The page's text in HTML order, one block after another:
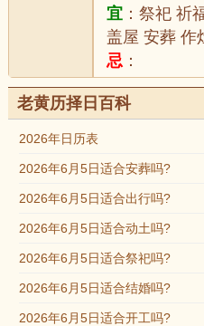
宜 ：祭祀 祈
盖屋 安葬 作
忌 ：
老黄历择日百科
2026年日历表
2026年6月5日适合安葬吗?
2026年6月5日适合出行吗?
2026年6月5日适合动土吗?
2026年6月5日适合祭祀吗?
2026年6月5日适合结婚吗?
2026年6月5日适合开工吗?